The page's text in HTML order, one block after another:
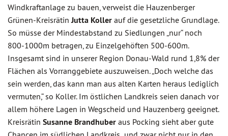
Windkraftanlage zu bauen, verweist die Hauzenberger
Grünen-KreisrätinJutta Koller auf die gesetzliche Grundlage.
So müsse der Mindestabstand zu Siedlungen „nur“ noch
800-1000m betragen, zu Einzelgehöften 500-600m.
Insgesamt sind in unserer Region Donau-Wald rund 1,8% der
Flächen als Vorranggebiete auszuweisen. „Doch welche das
sein werden, das kann man aus alten Karten heraus lediglich
vermuten,“ so Koller. Im östlichen Landkreis seien danach vor
allem höhere Lagen in Wegscheid und Hauzenberg geeignet.
Kreisrätin Susanne Brandhuber aus Pocking sieht aber gute